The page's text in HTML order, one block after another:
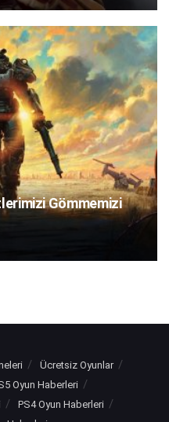
Gömmemizi
Ücretsiz Oyunlar
Oyun Haberleri
PS4 Oyun Haberleri